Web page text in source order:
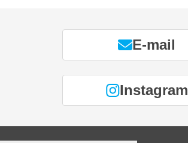
E-mail
Instagram